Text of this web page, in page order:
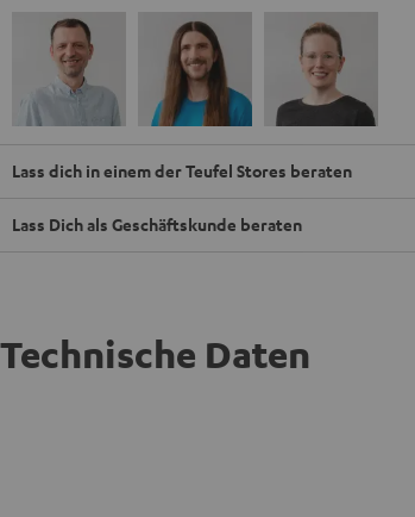
Lass dich in einem der Teufel Stores beraten
Lass Dich als Geschäftskunde beraten
Technische Daten